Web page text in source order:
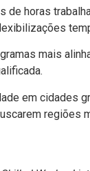
de horas
mais
em cidades
regiões